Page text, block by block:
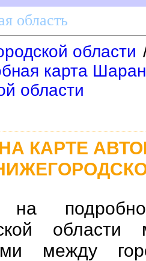
область
области
карта
области
КАРТЕ
между